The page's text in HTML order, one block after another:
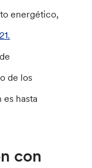
energético,
de los
hasta
con